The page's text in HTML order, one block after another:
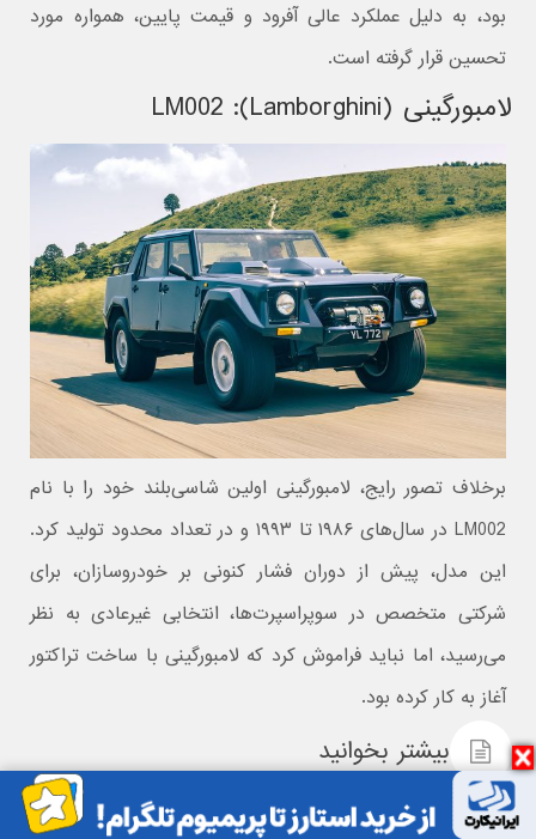
بود، به دلیل عملکرد عالی آفرود و قیمت پایین، همواره مورد
تحسین قرار گرفته است.
لامبورگینی (Lamborghini): LM002
برخلاف تصور رایج، لامبورگینی اولین شاسی‌بلند خود را با نام
LM002 در سال‌های ۱۹۸۶ تا ۱۹۹۳ و در تعداد محدود تولید کرد.
این مدل، پیش از دوران فشار کنونی بر خودروسازان، برای
شرکتی متخصص در سوپراسپرت‌ها، انتخابی غیرعادی به نظر
می‌رسید، اما نباید فراموش کرد که لامبورگینی با ساخت تراکتور
آغاز به کار کرده بود.
بیشتر بخوانید
فراخوان فوری ۱۰۰ هزار خودروی هوندا به دلیل مشکل ایربگ